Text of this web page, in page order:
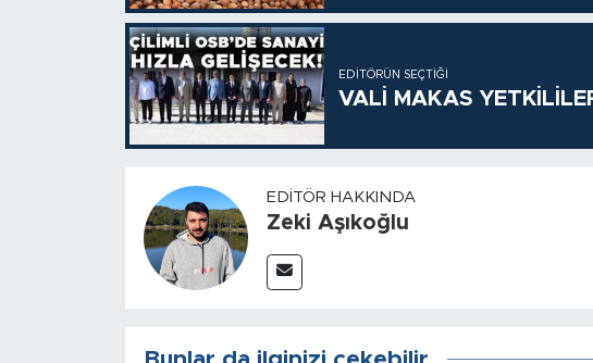
EDITÖRÜN SEÇTIĞI
VALİ MAKAS
EDITÖR HAKKINDA
Zeki Aşıkoğlu